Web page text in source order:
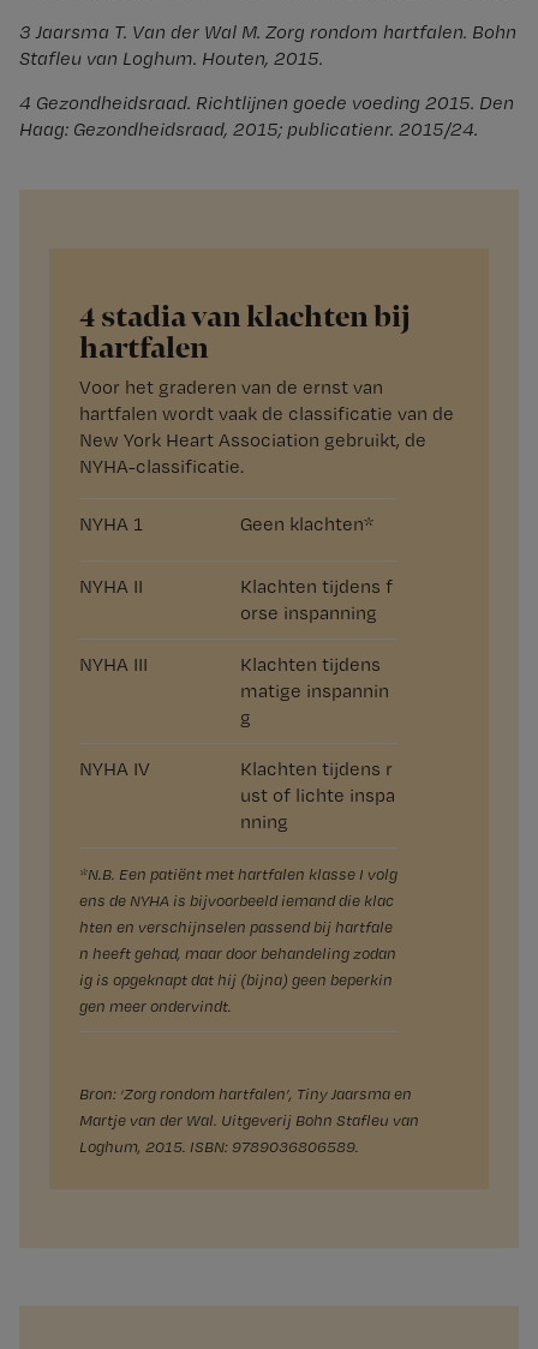
3 Jaarsma T. Van der Wal M. Zorg rondom hartfalen. Bohn
Stafleu van Loghum. Houten, 2015.
4 Gezondheidsraad. Richtlijnen goede voeding 2015. Den
Haag: Gezondheidsraad, 2015; publicatienr. 2015/24.
4 stadia van klachten bij
hartfalen
Voor het graderen van de ernst van
hartfalen wordt vaak de classificatie van de
New York Heart Association gebruikt, de
NYHA-classificatie.
NYHA 1 Geen klachten*
NYHA II
Klachten tijdens f
orse inspanning
NYHA III
Klachten tijdens
matige inspannin
g
NYHA IV
Klachten tijdens r
ust of lichte inspa
nning
*N.B. Een patiënt met hartfalen klasse I volg
ens de NYHA is bijvoorbeeld iemand die klac
hten en verschijnselen passend bij hartfale
n heeft gehad, maar door behandeling zodan
ig is opgeknapt dat hij (bijna) geen beperkin
gen meer ondervindt.
Bron: ‘Zorg rondom hartfalen’, Tiny Jaarsma en
Martje van der Wal. Uitgeverij Bohn Stafleu van
Loghum, 2015. ISBN: 9789036806589.